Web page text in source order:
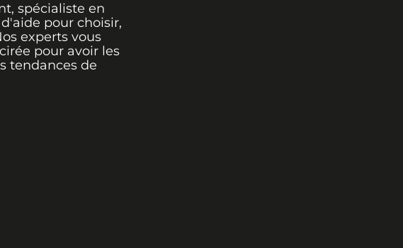
spécialiste en
pour choisir,
experts vous
pour avoir les
tendances de